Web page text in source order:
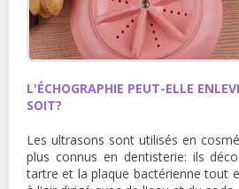
L'ÉCHOGRAPHIE PEUT-ELLE
SOIT?
Les ultrasons sont utilisés en
plus connus en dentisterie: ils
tartre et la plaque bactérienne tout